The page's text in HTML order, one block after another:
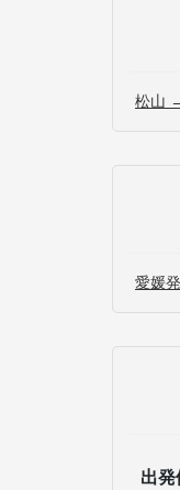
松山
愛媛発
出発